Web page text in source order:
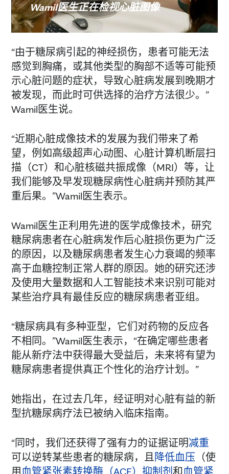
Wamil医生正在检视心脏图像
“由于糖尿病引起的神经损伤，患者可能无法
感觉到胸痛，或其他类型的胸部不适等可能预
示心脏问题的症状，导致心脏病发展到晚期才
被发现，而此时可供选择的治疗方法很少。”
Wamil医生说。
“近期心脏成像技术的发展为我们带来了希
望，例如高级超声心动图、心脏计算机断层扫
描（CT）和心脏核磁共振成像（MRI）等，让
我们能够及早发现糖尿病性心脏病并预防其严
重后果。”Wamil医生表示。
Wamil医生正利用先进的医学成像技术，研究
糖尿病患者在心脏病发作后心脏损伤更为广泛
的原因，以及糖尿病患者发生心力衰竭的频率
高于血糖控制正常人群的原因。她的研究还涉
及使用大量数据和人工智能技术来识别可能对
某些治疗具有最佳反应的糖尿病患者亚组。
“糖尿病具有多种亚型，它们对药物的反应各
不相同。”Wamil医生表示，“在确定哪些患者
能从新疗法中获得最大受益后，未来将有望为
糖尿病患者提供真正个性化的治疗计划。”
她指出，在过去几年，经证明对心脏有益的新
型抗糖尿病疗法已被纳入临床指南。
“同时，我们还获得了强有力的证据证明减重
可以逆转某些患者的糖尿病，且降低血压 （使
用 血管紧张素转换酶（ACE）抑制剂 和血管紧